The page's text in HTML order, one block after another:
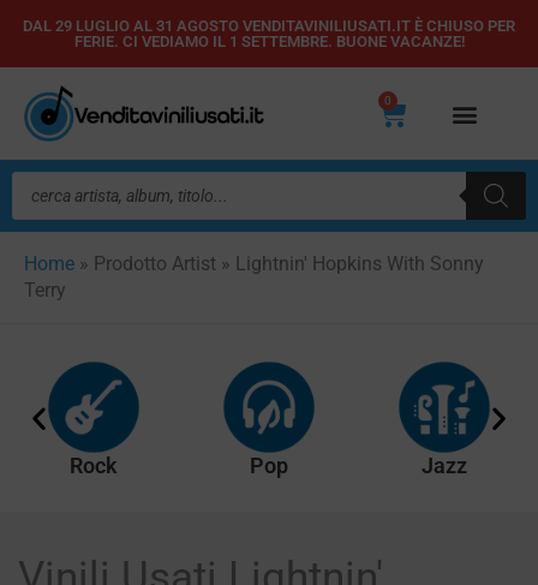
Vai
contenuto
DAL 29 LUGLIO AL 31 AGOSTO VENDITAVINILIUSATI.IT È CHIUSO PER
FERIE. CI VEDIAMO IL 1 SETTEMBRE. BUONE VACANZE!
0
Carrello
Ricerca
prodotti
Home » Prodotto Artist » Lightnin' Hopkins With Sonny
Terry
Rock Pop Jazz